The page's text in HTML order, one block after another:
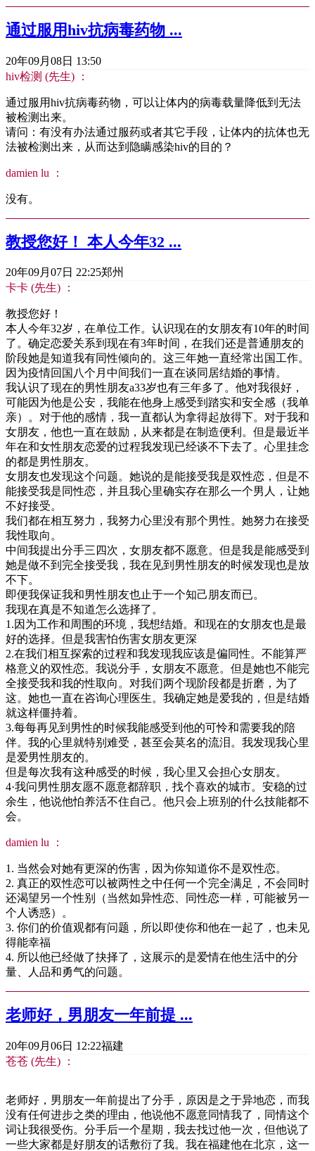
通过服用hiv抗病毒药物 ...
20年09月08日 13:50
hiv检测 (先生) ：
通过服用hiv抗病毒药物，可以让体内的病毒载量降低到无法
被检测出来。
请问：有没有办法通过服药或者其它手段，让体内的抗体也无
法被检测出来，从而达到隐瞒感染hiv的目的？
damien lu ：
没有。
教授您好！ 本人今年32 ...
20年09月07日 22:25郑州
卡卡 (先生) ：
教授您好！
本人今年32岁，在单位工作。认识现在的女朋友有10年的时间
了。确定恋爱关系到现在有3年时间，在我们还是普通朋友的
阶段她是知道我有同性倾向的。这三年她一直经常出国工作。
因为疫情回国八个月中间我们一直在谈同居结婚的事情。
我认识了现在的男性朋友a33岁也有三年多了。他对我很好，
可能因为他是公安，我能在他身上感受到踏实和安全感（我单
亲）。对于他的感情，我一直都认为拿得起放得下。对于我和
女朋友，他也一直在鼓励，从来都是在制造便利。但是最近半
年在和女性朋友恋爱的过程我发现已经谈不下去了。心里挂念
的都是男性朋友。
女朋友也发现这个问题。她说的是能接受我是双性恋，但是不
能接受我是同性恋，并且我心里确实存在那么一个男人，让她
不好接受。
我们都在相互努力，我努力心里没有那个男性。她努力在接受
我性取向。
中间我提出分手三四次，女朋友都不愿意。但是我是能感受到
她是做不到完全接受我，我在见到男性朋友的时候发现也是放
不下。
即便我保证我和男性朋友也止于一个知己朋友而已。
我现在真是不知道怎么选择了。
1.因为工作和周围的环境，我想结婚。和现在的女朋友也是最
好的选择。但是我害怕伤害女朋友更深
2.在我们相互探索的过程和我发现我应该是偏同性。不能算严
格意义的双性恋。我说分手，女朋友不愿意。但是她也不能完
全接受我和我的性取向。对我们两个现阶段都是折磨，为了
这。她也一直在咨询心理医生。我确定她是爱我的，但是结婚
就这样僵持着。
3.每每再见到男性的时候我能感受到他的可怜和需要我的陪
伴。我的心里就特别难受，甚至会莫名的流泪。我发现我心里
是爱男性朋友的。
但是每次我有这种感受的时候，我心里又会担心女朋友。
4·我问男性朋友愿不愿意都辞职，找个喜欢的城市。安稳的过
余生，他说他怕养活不住自己。他只会上班别的什么技能都不
会。
damien lu ：
1. 当然会对她有更深的伤害，因为你知道你不是双性恋。
2. 真正的双性恋可以被两性之中任何一个完全满足，不会同时
还渴望另一个性别（当然如异性恋、同性恋一样，可能被另一
个人诱惑）。
3. 你们的价值观都有问题，所以即使你和他在一起了，也未见
得能幸福
4. 所以他已经做了抉择了，这展示的是爱情在他生活中的分
量、人品和勇气的问题。
老师好，男朋友一年前提 ...
20年09月06日 12:22福建
苍苍 (先生) ：
老师好，男朋友一年前提出了分手，原因是之于异地恋，而我
没有任何进步之类的理由，他说他不愿意同情我了，同情这个
词让我很受伤。分手后一个星期，我去找过他一次，但他说了
一些大家都是好朋友的话敷衍了我。我在福建他在北京，这一